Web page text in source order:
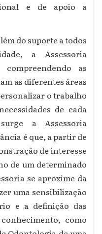
e de apoio a
do suporte a todos
a Assessoria
compreendendo as
as diferentes áreas
o trabalho
de cada
a Assessoria
é que, a partir de
de interesse
de um determinado
se aproxime da
uma sensibilização
e a definição das
como